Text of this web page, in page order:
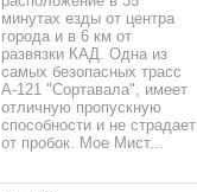
минутах езды от центра
города и в 6 км от
развязки КАД. Одна из
самых безопасных трасс
А-121 "Сортавала", имеет
отличную пропускную
способности и не страдает
от пробок. Мое Мист...